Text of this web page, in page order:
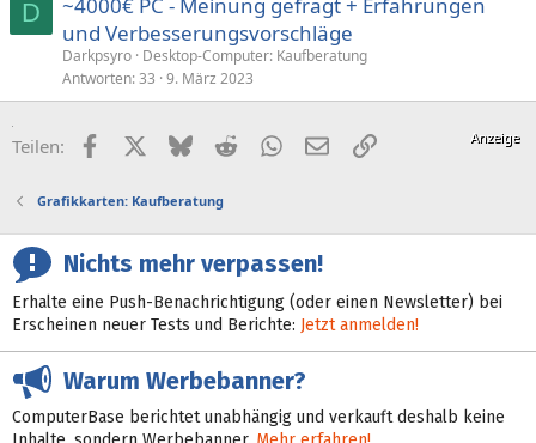
D
und Verbesserungsvorschläge
Darkpsyro Desktop-Computer: Kaufberatung
Antworten 33 9. März 2023
Teilen: FacebookX (Twitter)
BlueskyRedditWhatsApp
E-MailLink
Grafikkarten: Kaufberatung
Nichts mehr verpassen!
Erhalte eine Push-Benachrichtigung (oder einen Newsletter) bei
Erscheinen neuer Tests und Berichte: Jetzt anmelden!
Warum Werbebanner?
ComputerBase berichtet unabhängig und verkauft deshalb keine